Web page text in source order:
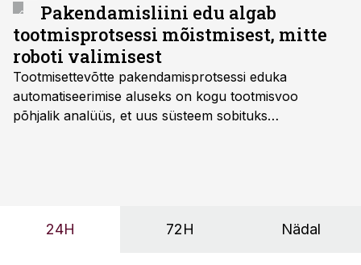
Pakendamisliini edu algab
tootmisprotsessi mõistmisest, mitte
roboti valimisest
Tootmisettevõtte pakendamisprotsessi eduka
automatiseerimise aluseks on kogu tootmisvoo
põhjalik analüüs, et uus süsteem sobituks
OÜ tegevjuht Sander Mitendorf.
24H 72H Nädal